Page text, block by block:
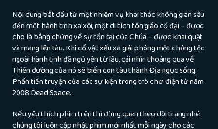
Nội dung bắt đầu từ một nhiệm vụ khai thác không gian sâu
đến một hành tinh xa xôi, một di tích tôn giáo cổ đại – được
cho là bằng chứng về sự tồn tại của Chúa – được khai quật
và mang lên tàu. Khi cổ vật xấu xa giải phóng một chủng tộc
ngoài hành tinh đã ngủ yên từ lâu, cái nhìn thoáng qua về
Thiên đường của nó sẽ biến con tàu thành Địa ngục sống.
Phần tiền truyện của các sự kiện trong trò chơi điện tử năm
2008 Dead Space.
Nếu yêu thích phim trên thì đừng quen theo dõi trang nhé,
chúng tôi luôn cập nhật phim mới nhất mỗi ngày cho các